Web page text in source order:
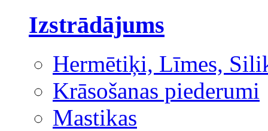
Izstrādājums
Hermētiķi, Līmes,
Krāsošanas piederumi
Mastikas